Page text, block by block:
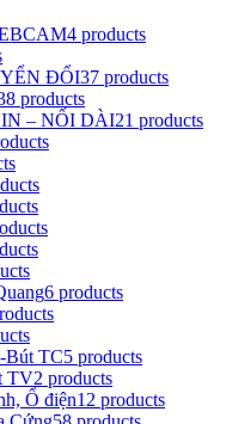
4 products
ĐỔI37 products
products
– NỐI DÀI21 products
6 products
Bút TC5 products
TV2 products
Ổ điện12 products